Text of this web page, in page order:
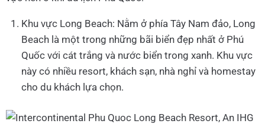
Khu vực Long Beach: Nằm ở phía Tây Nam đảo, Long
Beach là một trong những bãi biển đẹp nhất ở Phú
Quốc với cát trắng và nước biển trong xanh. Khu vực
này có nhiều resort, khách sạn, nhà nghỉ và homestay
cho du khách lựa chọn.